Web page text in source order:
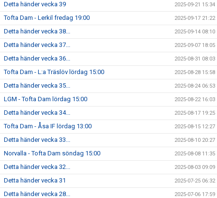
Detta händer vecka 39 2025-09-21 15:34
Tofta Dam - Lerkil fredag 19:00 2025-09-17 21:22
Detta händer vecka 38... 2025-09-14 08:10
Detta händer vecka 37... 2025-09-07 18:05
Detta händer vecka 36... 2025-08-31 08:03
Tofta Dam - L:a Träslöv lördag 15:00 2025-08-28 15:58
Detta händer vecka 35... 2025-08-24 06:53
LGM - Tofta Dam lördag 15:00 2025-08-22 16:03
Detta händer vecka 34... 2025-08-17 19:25
Tofta Dam - Åsa IF lördag 13:00 2025-08-15 12:27
Detta händer vecka 33... 2025-08-10 20:27
Norvalla - Tofta Dam söndag 15:00 2025-08-08 11:35
Detta händer vecka 32... 2025-08-03 09:09
Detta händer vecka 31 2025-07-25 06:32
Detta händer vecka 28... 2025-07-06 17:59